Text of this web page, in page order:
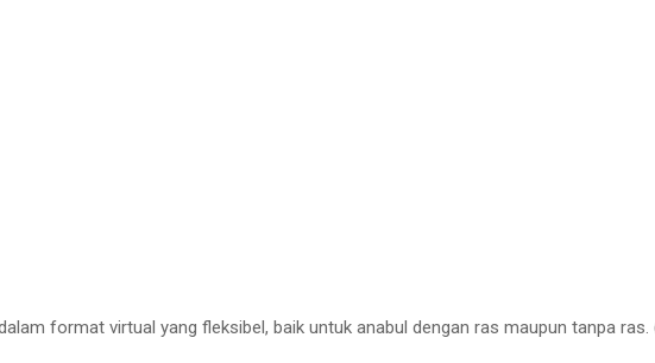
format virtual yang fleksibel, baik untuk anabul dengan ras maupun tanpa